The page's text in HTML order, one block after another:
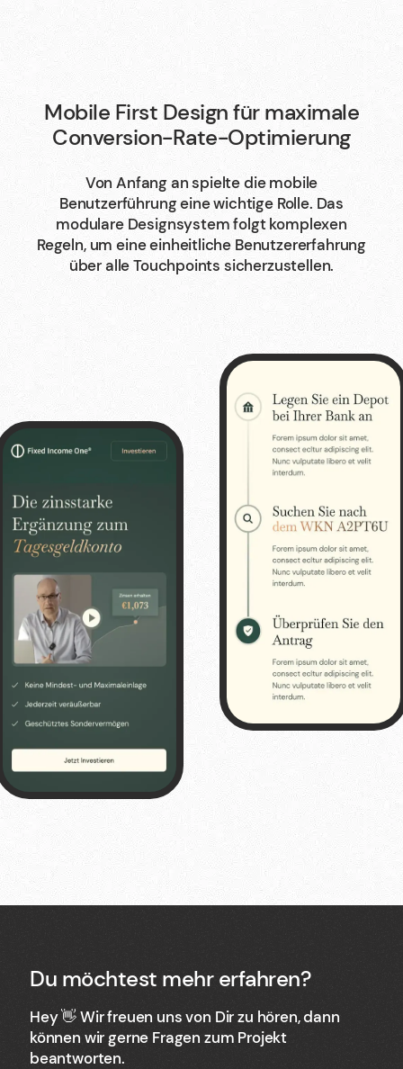
Mobile First Design für maximale
Conversion-Rate-Optimierung
Von Anfang an spielte die mobile
Benutzerführung eine wichtige Rolle. Das
modulare Designsystem folgt komplexen
Regeln, um eine einheitliche Benutzererfahrung
über alle Touchpoints sicherzustellen.
Du möchtest mehr erfahren?
Hey 👋 Wir freuen uns von Dir zu hören, dann
können wir gerne Fragen zum Projekt
beantworten.